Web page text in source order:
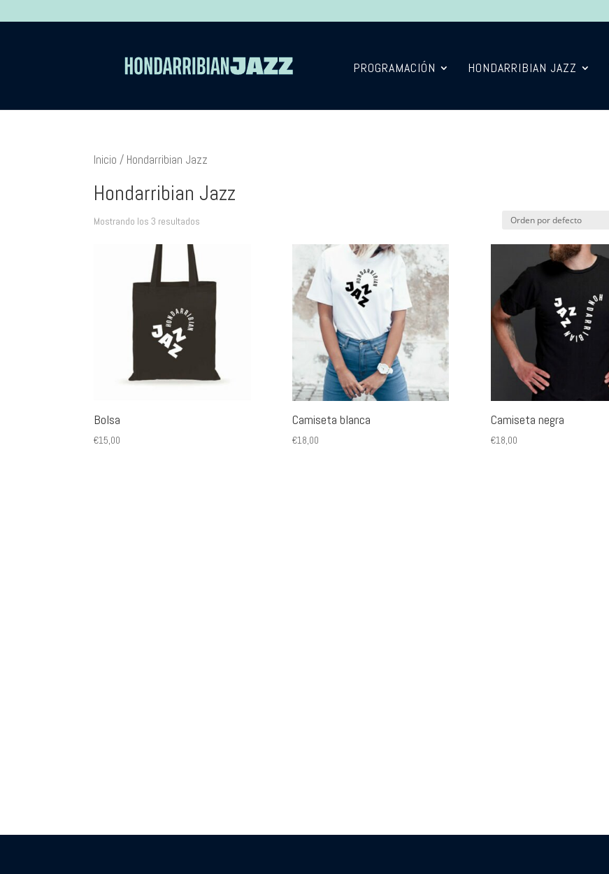
PROGRAMACIÓN HONDARRIBIAN JAZZ
Inicio / Hondarribian Jazz
Hondarribian Jazz
Mostrando los 3 resultados
Bolsa
€15,00
Camiseta blanca
€18,00
Camiseta negra
€18,00